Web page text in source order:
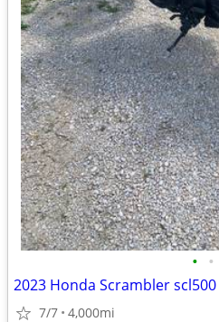
• •
2023 Honda Scrambler scl500
7/7 4,000mi